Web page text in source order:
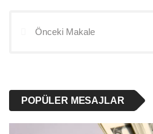
Önceki Makale
POPÜLER MESAJLAR